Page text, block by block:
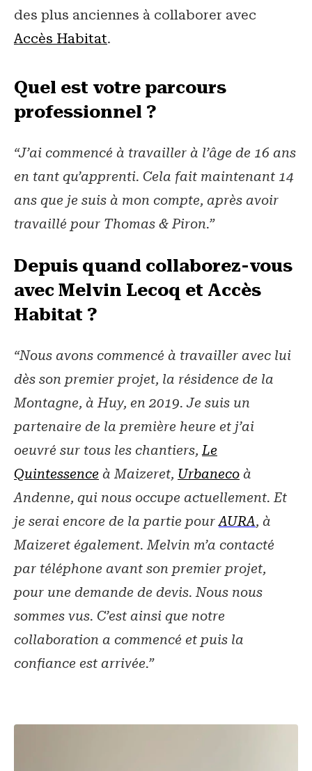
des plus anciennes à collaborer avec
Accès Habitat.
Quel est votre parcours
professionnel ?
“J’ai commencé à travailler à l’âge de 16 ans
en tant qu’apprenti. Cela fait maintenant 14
ans que je suis à mon compte, après avoir
travaillé pour Thomas & Piron.”
Depuis quand collaborez-vous
avec Melvin Lecoq et Accès
Habitat ?
“Nous avons commencé à travailler avec lui
dès son premier projet, la résidence de la
Montagne, à Huy, en 2019. Je suis un
partenaire de la première heure et j’ai
oeuvré sur tous les chantiers,Le
Quintessence à Maizeret, Urbaneco à
Andenne, qui nous occupe actuellement. Et
je serai encore de la partie pourAURA, à
Maizeret également. Melvin m’a contacté
par téléphone avant son premier projet,
pour une demande de devis. Nous nous
sommes vus. C’est ainsi que notre
collaboration a commencé et puis la
confiance est arrivée.”